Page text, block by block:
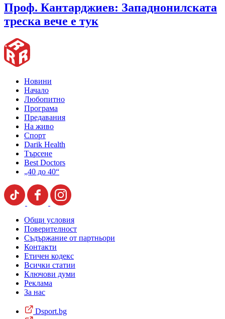
Проф. Кантарджиев: Западнонилската
треска вече е тук
Новини
Начало
Любопитно
Програма
Предавания
На живо
Спорт
Darik Health
Търсене
Best Doctors
„40 до 40“
Общи условия
Поверителност
Съдържание от партньори
Контакти
Етичен кодекс
Всички статии
Ключови думи
Реклама
За нас
Dsport.bg